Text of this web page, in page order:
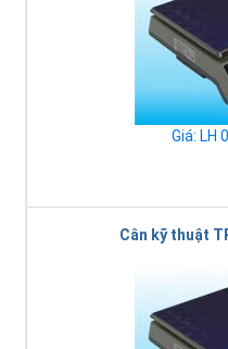
Giá: LH
Cân kỹ thuật